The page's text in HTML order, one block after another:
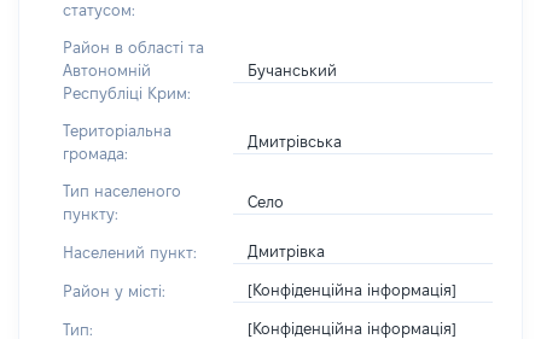
статусом:
Район в області та
Автономній
Республіці Крим:
Бучанський
Територіальна
громада:
Дмитрівська
Тип населеного
пункту:
Село
Населений пункт: Дмитрівка
Район у місті: [Конфіденційна інформація]
Тип: [Конфіденційна інформація]